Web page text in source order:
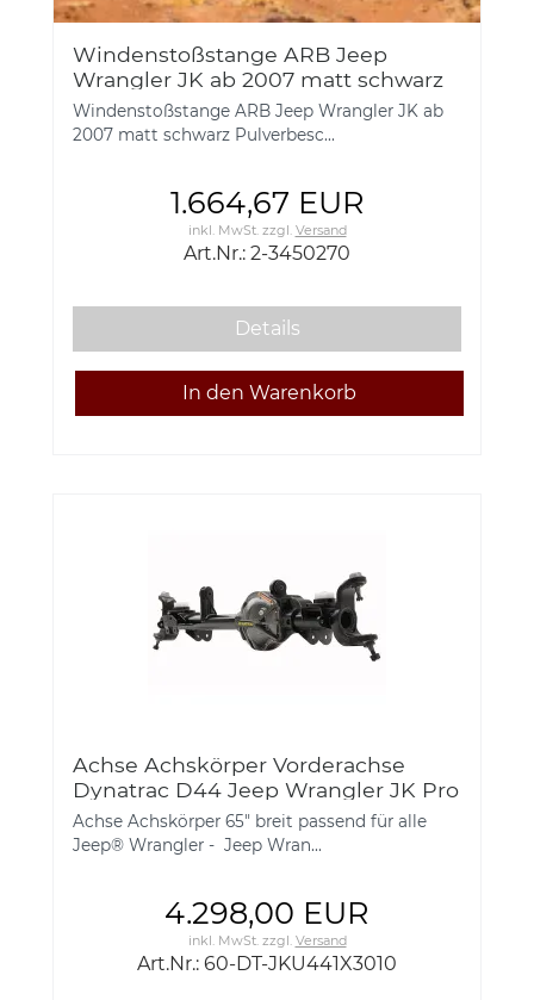
Windenstoßstange ARB Jeep
Wrangler JK ab 2007 matt schwarz
pulverbeschichtet 2-3450270
Windenstoßstange ARB Jeep Wrangler JK ab
2007 matt schwarz Pulverbesc...
1.664,67 EUR
inkl. MwSt. zzgl. Versand
Art.Nr.: 2-3450270
Details
Achse Achskörper Vorderachse
Dynatrac D44 Jeep Wrangler JK Pro
Rock 3" + 0,5" ProRock 44® Front
Axle for Jeep JK with Stock Ball
Achse Achskörper 65" breit passend für alle
Jeep® Wrangler - Jeep Wran...
4.298,00 EUR
inkl. MwSt. zzgl. Versand
Art.Nr.: 60-DT-JKU441X3010